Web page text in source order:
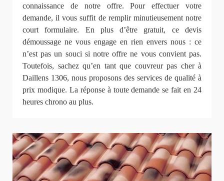
connaissance de notre offre. Pour effectuer votre
demande, il vous suffit de remplir minutieusement notre
court formulaire. En plus d’être gratuit, ce devis
démoussage ne vous engage en rien envers nous : ce
n’est pas un souci si notre offre ne vous convient pas.
Toutefois, sachez qu’en tant que couvreur pas cher à
Daillens 1306, nous proposons des services de qualité à
prix modique. La réponse à toute demande se fait en 24
heures chrono au plus.